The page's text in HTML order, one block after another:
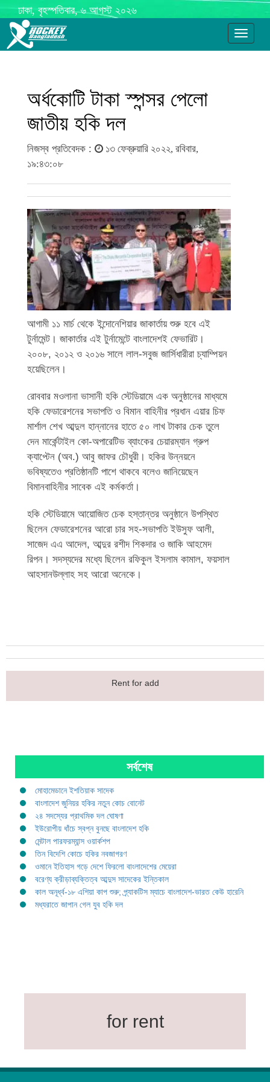
ঢাকা, বৃহস্পতিবার, ৬ আগস্ট ২০২৬
Toggle
অর্ধকোটি টাকা স্পন্সর পেলো
জাতীয় হকি দল
নিজস্ব প্রতিবেদক :
১৩ ফেব্রুয়ারি ২০২২, রবিবার,
১৯:৪৩:০৮
আগামী ১১ মার্চ থেকে ইন্দোনেশিয়ার জাকার্তায় শুরু হবে এই
টুর্নামেন্ট। জাকার্তার এই টুর্নামেন্টে বাংলাদেশই ফেভারিট।
২০০৮, ২০১২ ও ২০১৬ সালে লাল-সবুজ জার্সিধারীরা চ্যাম্পিয়ন
হয়েছিলেন।
রোববার মওলানা ভাসানী হকি স্টেডিয়ামে এক অনুষ্ঠানের মাধ্যমে
হকি ফেডারেশনের সভাপতি ও বিমান বাহিনীর প্রধান এয়ার চিফ
মার্শাল শেখ আব্দুল হান্নানের হাতে ৫০ লাখ টাকার চেক তুলে
দেন মার্কেন্টাইল কো-অপারেটিভ ব্যাংকের চেয়ারম্যান গ্রুপ
ক্যাপ্টেন (অব.) আবু জাফর চৌধুরী। হকির উন্নয়নে
ভবিষ্যতেও প্রতিষ্ঠানটি পাশে থাকবে বলেও জানিয়েছেন
বিমানবাহিনীর সাবেক এই কর্মকর্তা।
হকি স্টেডিয়ামে আয়োজিত চেক হস্তান্তর অনুষ্ঠানে উপস্থিত
ছিলেন ফেডারেশনের আরো চার সহ-সভাপতি ইউসুফ আলী,
সাজেদ এএ আদেল, আব্দুর রশীদ শিকদার ও জাকি আহমেদ
রিপন। সদস্যদের মধ্যে ছিলেন রফিকুল ইসলাম কামাল, ফয়সাল
আহসানউল্লাহ সহ আরো অনেকে।
Rent for add
সর্বশেষ
মোহামেডানে ইশতিয়াক সাদেক
বাংলাদেশ জুনিয়র হকির নতুন কোচ বোনেট
২৪ সদস্যের প্রাথমিক দল ঘোষণা
ইউরোপীয় ধাঁচে স্বপ্ন বুনছে বাংলাদেশ হকি
মেন্টাল পারফরম্যান্স ওয়ার্কশপ
তিন বিদেশি কোচে হকির নবজাগরণ
ওমানে ইতিহাস গড়ে দেশে ফিরলো বাংলাদেশের মেয়েরা
বরেণ্য ক্রীড়াব্যক্তিত্ব আব্দুস সাদেকের ইন্তিকাল
কাল অনূর্ধ্ব-১৮ এশিয়া কাপ শুরু; প্র্যাকটিস ম্যাচে বাংলাদেশ-ভারত কেউ হারেনি
মধ্যরাতে জাপান গেল যুব হকি দল
for rent